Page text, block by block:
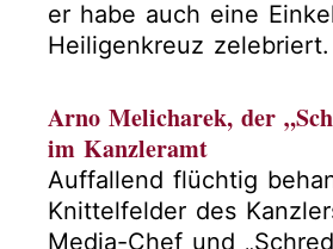
er habe auch eine
Heiligenkreuz zelebriert.
Arno Melicharek, der
im Kanzleramt
Auffallend flüchtig
Knittelfelder des
Media-Chef und